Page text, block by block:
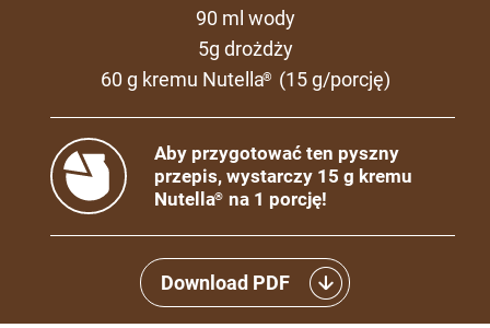
90 ml wody
5g drożdży
60 g kremu Nutella® (15 g/porcję)
Aby przygotować ten pyszny
przepis, wystarczy 15 g kremu
Nutella® na 1 porcję!
Download PDF